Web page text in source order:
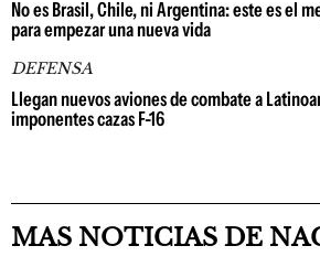
No es Brasil, Chile, ni Argentina: este es el
para empezar una nueva vida
DEFENSA
Llegan nuevos aviones de combate a
imponentes cazas F-16
MAS NOTICIAS DE